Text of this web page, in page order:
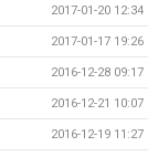
2017-01-20 12:34
2017-01-17 19:26
2016-12-28 09:17
2016-12-21 10:07
2016-12-19 11:27